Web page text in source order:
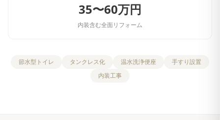
35〜60万円
内装含む全面リフォーム
節水型トイレ タンクレス化 温水洗浄便座
手すり設置
内装工事